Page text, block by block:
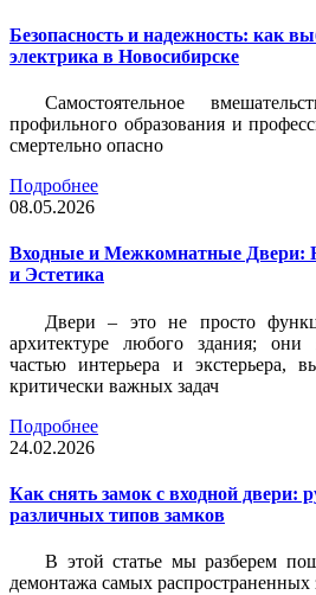
Безопасность и надежность: как
электрика в Новосибирске
Самостоятельное
профильного образования и
смертельно опасно
Подробнее
08.05.2026
Входные и Межкомнатные Двери:
и Эстетика
Двери – это не просто
архитектуре любого здания; они
частью интерьера и экстерьера,
критически важных задач
Подробнее
24.02.2026
Как снять замок с входной двери:
различных типов замков
В этой статье мы разберем
демонтажа самых распространенных